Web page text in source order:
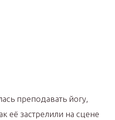
преподавать йогу,
её застрелили на сцене